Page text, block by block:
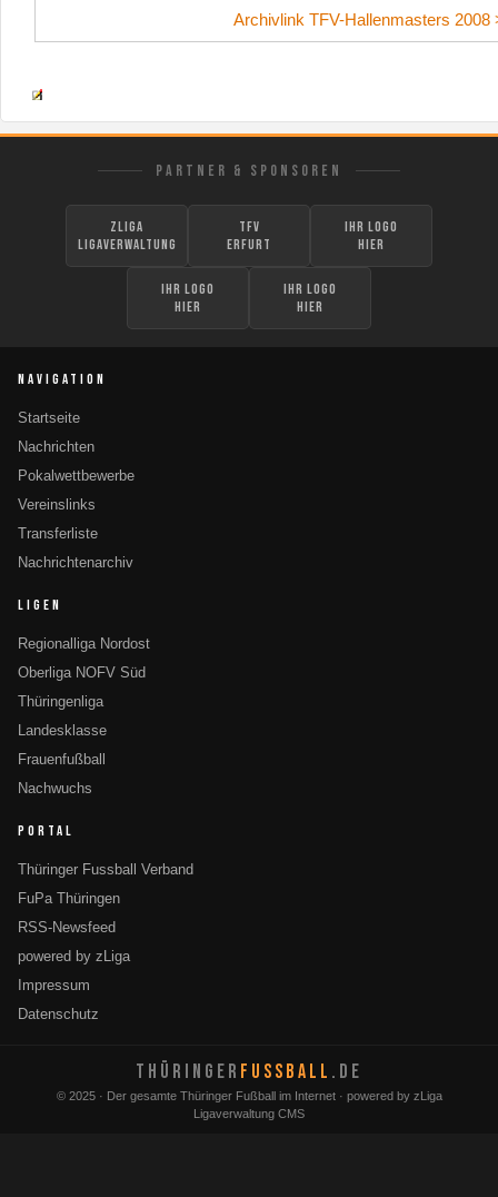
Archivlink TFV-Hallenmasters 2008
PARTNER & SPONSOREN
zLiga
Ligaverwaltung
TFV
Erfurt
Ihr Logo
hier
Ihr Logo
hier
Ihr Logo
hier
NAVIGATION
Startseite
Nachrichten
Pokalwettbewerbe
Vereinslinks
Transferliste
Nachrichtenarchiv
LIGEN
Regionalliga Nordost
Oberliga NOFV Süd
Thüringenliga
Landesklasse
Frauenfußball
Nachwuchs
PORTAL
Thüringer Fussball Verband
FuPa Thüringen
RSS-Newsfeed
powered by zLiga
Impressum
Datenschutz
THÜRINGER FUSSBALL .DE
© 2025 · Der gesamte Thüringer Fußball im Internet · powered by zLiga
Ligaverwaltung CMS